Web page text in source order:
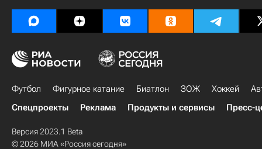
Футбол Фигурное катание Биатлон ЗОЖ Хоккей
Спецпроекты
Реклама Продукты и сервисы Пресс-
Версия 2023.1 Beta
© 2026 МИА «Россия сегодня»